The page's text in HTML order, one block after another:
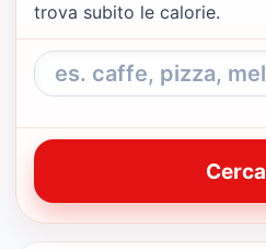
trova subito le calorie.
Cerca